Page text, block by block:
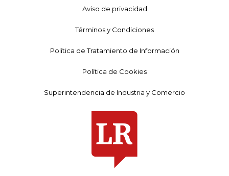
Aviso de privacidad
Términos y Condiciones
Política de Tratamiento de Información
Política de Cookies
Superintendencia de Industria y Comercio